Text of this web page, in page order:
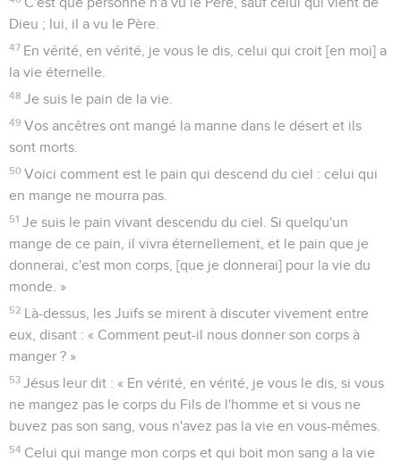
Dieu ; lui, il a vu le Père.
47 En vérité, en vérité, je vous le dis, celui qui croit [en moi] a
la vie éternelle.
48 Je suis le pain de la vie.
49 Vos ancêtres ont mangé la manne dans le désert et ils
sont morts.
50 Voici comment est le pain qui descend du ciel : celui qui
en mange ne mourra pas.
51 Je suis le pain vivant descendu du ciel. Si quelqu'un
mange de ce pain, il vivra éternellement, et le pain que je
donnerai, c'est mon corps, [que je donnerai] pour la vie du
monde. »
52 Là-dessus, les Juifs se mirent à discuter vivement entre
eux, disant : « Comment peut-il nous donner son corps à
manger ? »
53 Jésus leur dit : « En vérité, en vérité, je vous le dis, si vous
ne mangez pas le corps du Fils de l'homme et si vous ne
buvez pas son sang, vous n'avez pas la vie en vous-mêmes.
54 Celui qui mange mon corps et qui boit mon sang a la vie